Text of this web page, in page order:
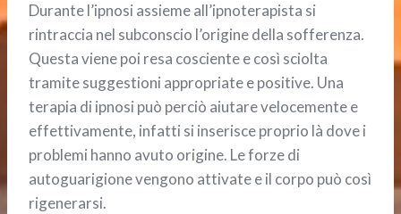
Durante l’ipnosi assieme all’ipnoterapista si
rintraccia nel subconscio l’origine della sofferenza.
Questa viene poi resa cosciente e così sciolta
tramite suggestioni appropriate e positive. Una
terapia di ipnosi può perciò aiutare velocemente e
effettivamente, infatti si inserisce proprio là dove i
problemi hanno avuto origine. Le forze di
autoguarigione vengono attivate e il corpo può così
rigenerarsi.